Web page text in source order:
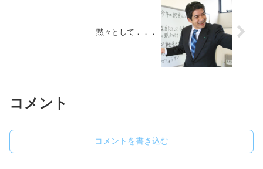
黙々として．．．
コメント
コメントを書き込む